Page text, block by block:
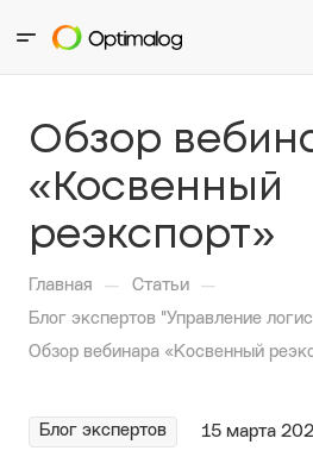
Обзор
«Косвенный
реэкспорт»
Главная — Статьи —
Блог экспертов "Управление
Обзор вебинара «Косвенный
Блог экспертов 15 марта